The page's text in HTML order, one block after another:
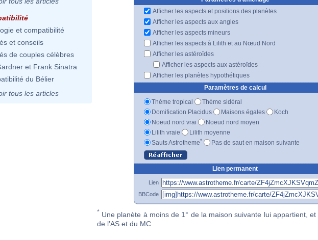
et compatibilité
et conseils
de couples célèbres
et Frank Sinatra
du Bélier
tous les articles
Afficher les aspects et positions des planètes
Afficher les aspects aux angles
Afficher les aspects mineurs
Afficher les aspects à Lilith et au Nœud Nord
Afficher les astéroïdes
Afficher les aspects aux astéroïdes
Afficher les planètes hypothétiques
Paramètres de calcul
Thème tropical
Thème sidéral
Domification Placidus
Maisons égales
Koch
Noeud nord vrai
Noeud nord moyen
Lilith vraie
Lilith moyenne
Sauts Astrotheme* Pas de saut en maison suivante
Lien permanent
Lien
BBCode
* Une planète à moins de 1° de la maison suivante lui appartient, et
de l'AS et du MC